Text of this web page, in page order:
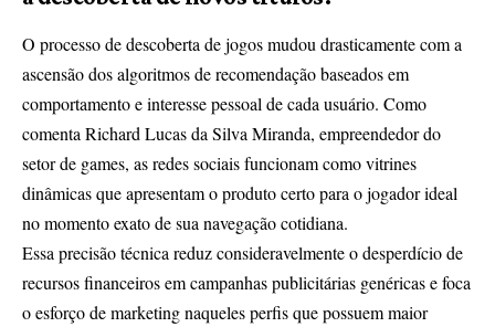
O processo de descoberta de jogos mudou drasticamente com a
ascensão dos algoritmos de recomendação baseados em
comportamento e interesse pessoal de cada usuário. Como
comenta Richard Lucas da Silva Miranda, empreendedor do
setor de games, as redes sociais funcionam como vitrines
dinâmicas que apresentam o produto certo para o jogador ideal
no momento exato de sua navegação cotidiana.
Essa precisão técnica reduz consideravelmente o desperdício de
recursos financeiros em campanhas publicitárias genéricas e foca
o esforço de marketing naqueles perfis que possuem maior